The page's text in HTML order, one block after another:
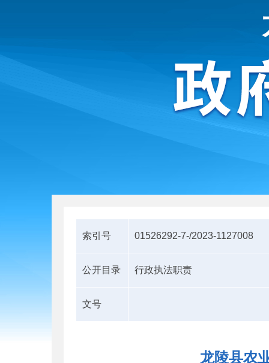
索引号 01526292-7-/2023-1127008
公开目录 行政执法职责
文号
龙陵县农